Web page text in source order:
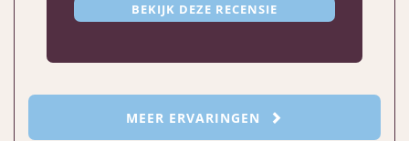
BEKIJK DEZE RECENSIE
MEER ERVARINGEN